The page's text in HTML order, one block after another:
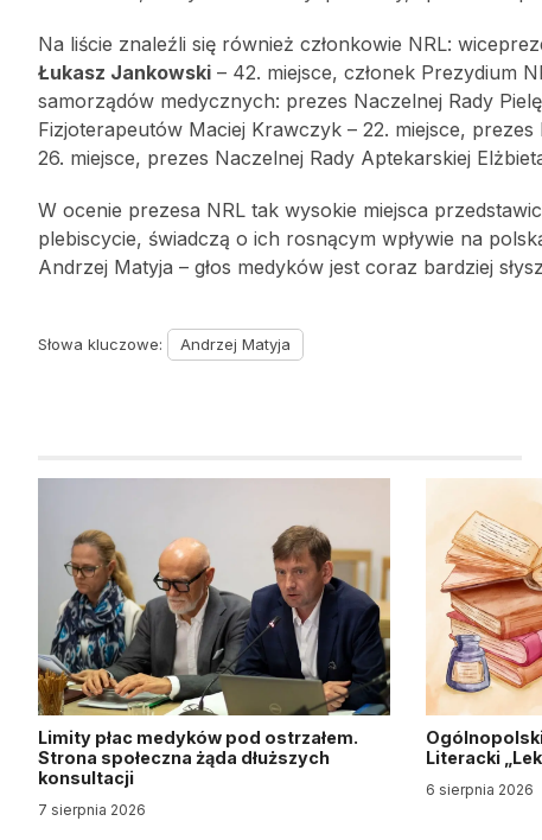
Na liście znaleźli się również członkowie NRL:
Łukasz Jankowski – 42. miejsce, członek Prezydium
samorządów medycznych: prezes Naczelnej Rady
Fizjoterapeutów Maciej Krawczyk – 22. miejsce,
26. miejsce, prezes Naczelnej Rady Aptekarskiej
W ocenie prezesa NRL tak wysokie miejsca
plebiscycie, świadczą o ich rosnącym wpływie na
Andrzej Matyja – głos medyków jest coraz bardziej
Słowa kluczowe: Andrzej Matyja
Limity płac medyków pod ostrzałem.
Strona społeczna żąda dłuższych
konsultacji
7 sierpnia 2026
Literacki
6 sierpnia 2026